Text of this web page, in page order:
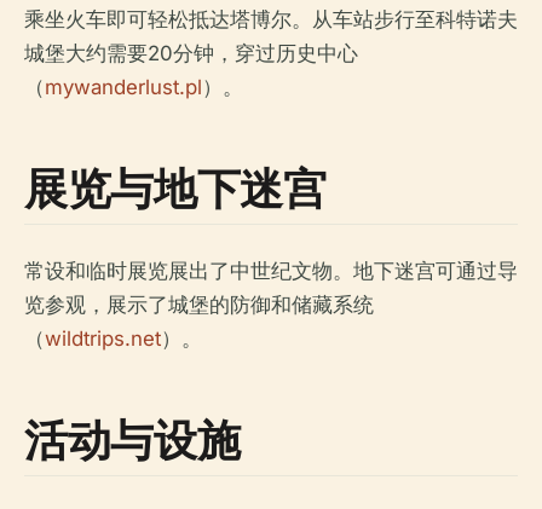
乘坐火车即可轻松抵达塔博尔。从车站步行至科特诺夫
城堡大约需要20分钟，穿过历史中心
（mywanderlust.pl）。
展览与地下迷宫
常设和临时展览展出了中世纪文物。地下迷宫可通过导
览参观，展示了城堡的防御和储藏系统
（wildtrips.net）。
活动与设施